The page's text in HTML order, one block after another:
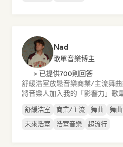
Nad
歌單音樂博主
> 已提供700則回答
舒緩浩室放鬆音樂商業/主流舞曲
將音樂人加入我的「影響力」歌
舒緩浩室 商業/主流 舞曲 舞
未來浩室
浩室音樂 超流行